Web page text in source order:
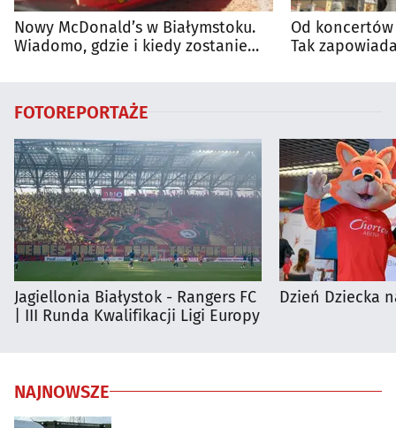
Nowy McDonald’s w Białymstoku.
Wiadomo, gdzie i kiedy zostanie
Od
Tak
FOTOREPORTAŻE
Jagiellonia Białystok - Rangers FC
| III Runda Kwalifikacji Ligi Europy
Dzień Dziecka
NAJNOWSZE